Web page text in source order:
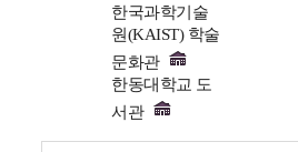
한국과학기술
원(KAIST) 학술
문화관
한동대학교 도
서관